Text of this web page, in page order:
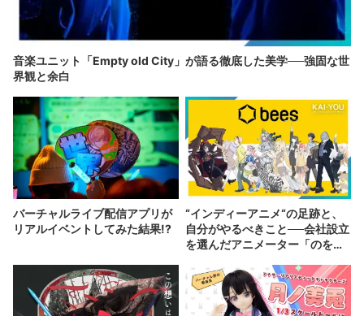
音楽ユニット「Empty old City」が語る徹底した美学──強固な世
界観と余白
バーチャルライブ配信アプリが
リアルイベントしてみた結果!?
“インディーアニメ“の足跡と、
自分がやるべきこと──会社設立
を選んだアニメーター「のを